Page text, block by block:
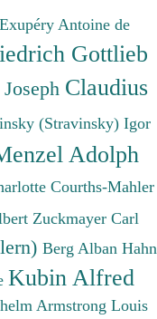
Antoine de
Gottlieb
Claudius
(Stravinsky) Igor
Adolph
Courths-Mahler
Zuckmayer Carl
Berg Alban Hahn
Kubin Alfred
Armstrong Louis